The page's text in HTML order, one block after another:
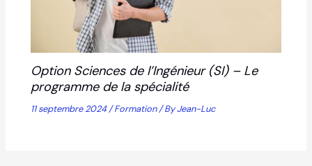
Option Sciences de l’Ingénieur (SI) – Le
programme de la spécialité
11 septembre 2024/Formation/ ByJean-Luc